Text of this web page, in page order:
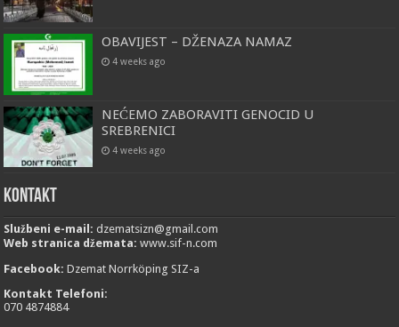
OBAVIJEST – DŽENAZA NAMAZ
4 weeks ago
NEĆEMO ZABORAVITI GENOCID U
SREBRENICI
4 weeks ago
Kontakt
Službeni e-mail: dzematsizn@gmail.com
Web stranica džemata: www.sif-n.com
Facebook: Dzemat Norrköping SIZ-a
Kontakt Telefoni:
070 4874884